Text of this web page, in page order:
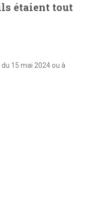
étaient tout
15 mai 2024 ou à